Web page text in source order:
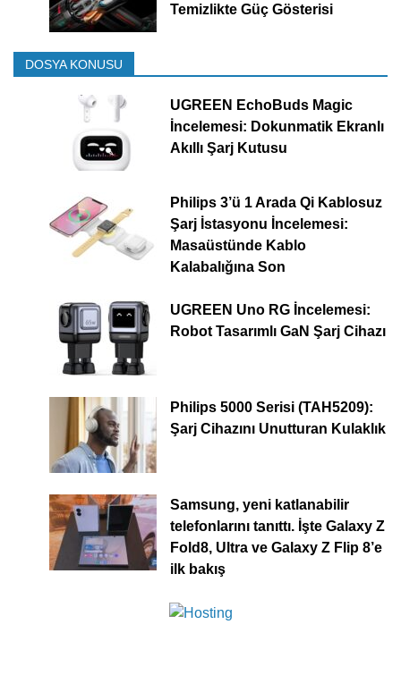
Temizlikte Güç Gösterisi
DOSYA KONUSU
UGREEN EchoBuds Magic
İncelemesi: Dokunmatik Ekranlı
Akıllı Şarj Kutusu
Philips 3’ü 1 Arada Qi Kablosuz
Şarj İstasyonu İncelemesi:
Masaüstünde Kablo
Kalabalığına Son
UGREEN Uno RG İncelemesi:
Robot Tasarımlı GaN Şarj Cihazı
Philips 5000 Serisi (TAH5209):
Şarj Cihazını Unutturan Kulaklık
Samsung, yeni katlanabilir
telefonlarını tanıttı. İşte Galaxy Z
Fold8, Ultra ve Galaxy Z Flip 8’e
ilk bakış